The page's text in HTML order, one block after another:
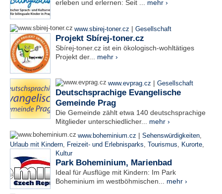
erleben und erlernen: Seit ... mehr ›
www.sbirej-toner.cz | Gesellschaft
Projekt Sbírej-toner.cz
Sbírej-toner.cz ist ein ökologisch-wohltätiges
Projekt der... mehr ›
www.evprag.cz | Gesellschaft
Deutschsprachige Evangelische
Gemeinde Prag
Die Gemeinde zählt etwa 140 deutschsprachige
Mitglieder unterschiedlicher... mehr ›
www.boheminium.cz | Sehenswürdigkeiten,
Urlaub mit Kindern, Freizeit- und Erlebnisparks, Tourismus, Kurorte,
Kultur
Park Boheminium, Marienbad
Ideal für Ausflüge mit Kindern: Im Park
Boheminium im westböhmischen... mehr ›